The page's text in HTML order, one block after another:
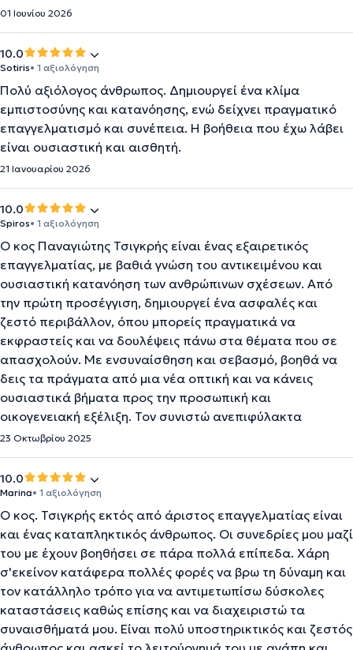
01 Ιουνίου 2026
10.0
Sotiris• 1 αξιολόγηση
Πολύ αξιόλογος άνθρωπος. Δημιουργεί ένα κλίμα
εμπιστοσύνης και κατανόησης, ενώ δείχνει πραγματικό
επαγγελματισμό και συνέπεια. Η βοήθεια που έχω λάβει
είναι ουσιαστική και αισθητή.
21 Ιανουαρίου 2026
10.0
Spiros• 1 αξιολόγηση
Ο κος Παναγιώτης Τσιγκρής είναι ένας εξαιρετικός
επαγγελματίας, με βαθιά γνώση του αντικειμένου και
ουσιαστική κατανόηση των ανθρώπινων σχέσεων. Από
την πρώτη προσέγγιση, δημιουργεί ένα ασφαλές και
ζεστό περιβάλλον, όπου μπορείς πραγματικά να
εκφραστείς και να δουλέψεις πάνω στα θέματα που σε
απασχολούν. Με ενσυναίσθηση και σεβασμό, βοηθά να
δεις τα πράγματα από μια νέα οπτική και να κάνεις
ουσιαστικά βήματα προς την προσωπική και
οικογενειακή εξέλιξη. Τον συνιστώ ανεπιφύλακτα
23 Οκτωβρίου 2025
10.0
Marina• 1 αξιολόγηση
Ο κος. Τσιγκρής εκτός από άριστος επαγγελματίας είναι
και ένας καταπληκτικός άνθρωπος. Οι συνεδρίες μου μαζί
του με έχουν βοηθήσει σε πάρα πολλά επίπεδα. Χάρη
σ'εκείνον κατάφερα πολλές φορές να βρω τη δύναμη και
τον κατάλληλο τρόπο για να αντιμετωπίσω δύσκολες
καταστάσεις καθώς επίσης και να διαχειριστώ τα
συναισθήματά μου. Είναι πολύ υποστηρικτικός και ζεστός